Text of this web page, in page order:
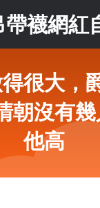
襪網紅
很大，
朝沒有
他高